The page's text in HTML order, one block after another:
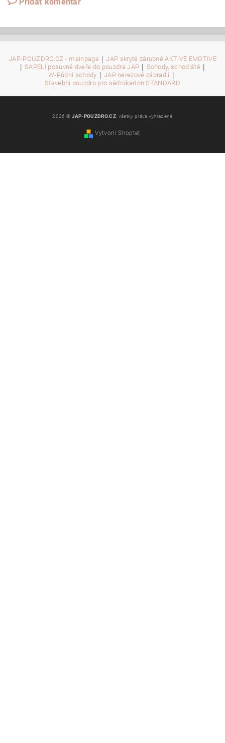
JAP-POUZDRO.CZ - mainpage JAP skryté zárubně AKTIVE EMOTIVE
SAPELI posuvné dveře do pouzdra JAP Schody, schodiště
W-Půdní schody JAP nerezové zábradlí
Stavební pouzdro pro sádrokarton STANDARD
2026 © JAP-POUZDRO.CZ , všetky práva vyhradené
Vytvoril Shoptet